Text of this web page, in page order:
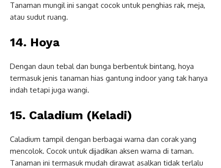
Tanaman mungil ini sangat cocok untuk penghias rak, meja,
atau sudut ruang.
14. Hoya
Dengan daun tebal dan bunga berbentuk bintang, hoya
termasuk jenis tanaman hias gantung indoor yang tak hanya
indah tetapi juga wangi.
15. Caladium (Keladi)
Caladium tampil dengan berbagai warna dan corak yang
mencolok. Cocok untuk dijadikan aksen warna di taman.
Tanaman ini termasuk mudah dirawat asalkan tidak terlalu